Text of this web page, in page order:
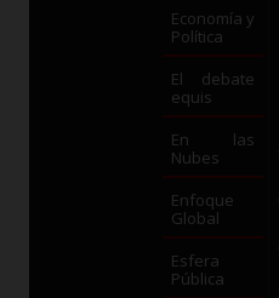
Economía y
Política
El debate
equis
En las
Nubes
Enfoque
Global
Esfera
Pública